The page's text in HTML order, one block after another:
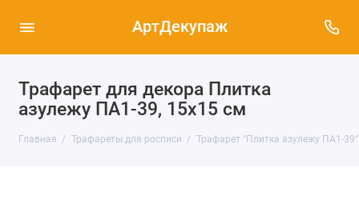
АртДекупаж
Трафарет для декора Плитка
азулежу ПА1-39, 15х15 см
Главная Трафареты для росписи Трафарет "Плитка азулежу ПА1-